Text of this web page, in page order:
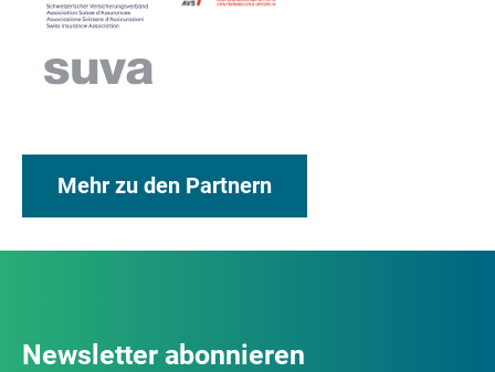
Mehr zu den Partnern
Newsletter abonnieren